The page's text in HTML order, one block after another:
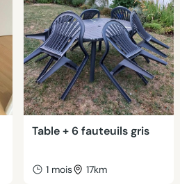
Table + 6 fauteuils gris
1 mois 17km